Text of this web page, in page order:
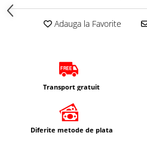
Geanta spate
Genti laterale
Top case
Cutii / Genti SHAD
Accesorii cutii Shad
Adauga la Favorite
Transport gratuit
Diferite metode de plata